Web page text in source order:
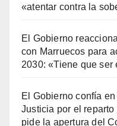
«atentar contra la
El Gobierno
con Marruecos para
2030: «Tiene que ser
El Gobierno confía
Justicia por el
pide la apertura del